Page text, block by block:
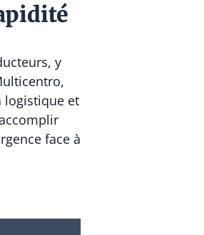
y
logistique et
face à